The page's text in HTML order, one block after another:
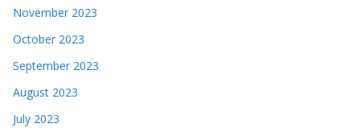
November 2023
October 2023
September 2023
August 2023
July 2023